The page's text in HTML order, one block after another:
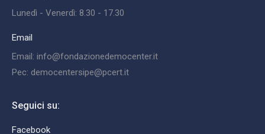
Lunedì - Venerdì: 8.30 - 17.30
Email
Email: info@fondazionedemocenter.it
Pec: democentersipe@pcert.it
Seguici su:
Facebook